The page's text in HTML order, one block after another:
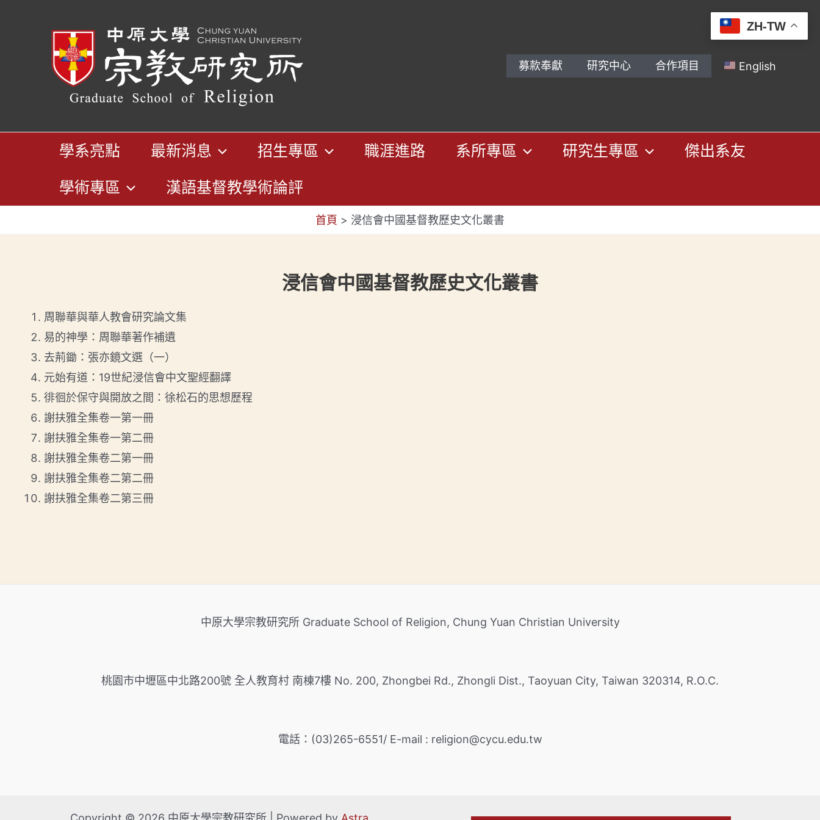
募款奉獻 研究中心 合作項目 English
學系亮點 最新消息 招生專區 職涯進路 系所專區 研究生專區
傑出系友
學術專區
漢語基督教學術論評
首頁 > 浸信會中國基督教歷史文化叢書
浸信會中國基督教歷史文化叢書
周聯華與華人教會研究論文集
易的神學：周聯華著作補遺
去荊鋤：張亦鏡文選（一）
元始有道：19世紀浸信會中文聖經翻譯
徘徊於保守與開放之間：徐松石的思想歷程
謝扶雅全集卷一第一冊
謝扶雅全集卷一第二冊
謝扶雅全集卷二第一冊
謝扶雅全集卷二第二冊
謝扶雅全集卷二第三冊
中原大學宗教研究所 Graduate School of Religion, Chung Yuan Christian University
桃園市中壢區中北路200號 全人教育村 南棟7樓 No. 200, Zhongbei Rd., Zhongli Dist., Taoyuan City, Taiwan 320314, R.O.C.
電話：(03)265-6551/ E-mail : religion@cycu.edu.tw
ZH-TW